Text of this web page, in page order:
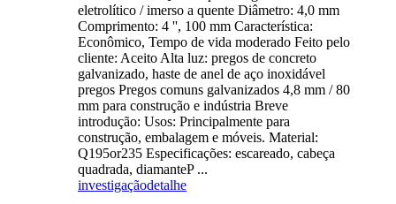
eletrolítico / imerso a quente Diâmetro: 4,0 mm
Comprimento: 4 '', 100 mm Característica:
Econômico, Tempo de vida moderado Feito pelo
cliente: Aceito Alta luz: pregos de concreto
galvanizado, haste de anel de aço inoxidável
pregos Pregos comuns galvanizados 4,8 mm / 80
mm para construção e indústria Breve
introdução: Usos: Principalmente para
construção, embalagem e móveis. Material:
Q195or235 Especificações: escareado, cabeça
quadrada, diamanteP ...
investigaçãodetalhe